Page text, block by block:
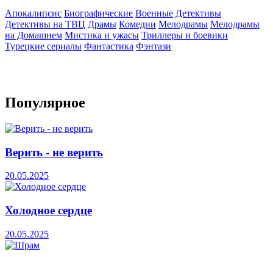
Апокалипсис Биографические Военные Детективы
Детективы на ТВЦ Драмы Комедии Мелодрамы Мелодрамы
на Домашнем Мистика и ужасы Триллеры и боевики
Турецкие сериалы Фантастика Фэнтази
Популярное
Верить - не верить
20.05.2025
Холодное сердце
20.05.2025